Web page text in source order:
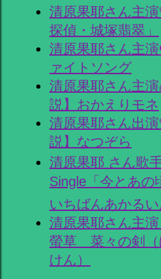
清原果耶さん主
探偵・城塚翡翠」
清原果耶さん主
ァイトソング
清原果耶さん主
説】おかえりモネ
清原果耶さん出
説】なつぞら
清原果耶 さん歌
Single「今とあの
いちばんあかるい
清原果耶さん主演
螢草 菜々の剣（
けん）